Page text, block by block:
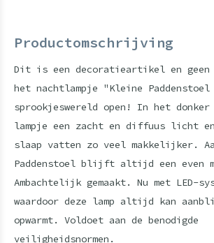
Productomschrijving
Dit is een decoratieartikel en geen
het nachtlampje "Kleine
sprookjeswereld open! In het
lampje een zacht en diffuus licht
slaap vatten zo veel makkelijker.
Paddenstoel blijft altijd een even
Ambachtelijk gemaakt. Nu met LED-
waardoor deze lamp altijd kan
opwarmt. Voldoet aan de benodigde
veiligheidsnormen.